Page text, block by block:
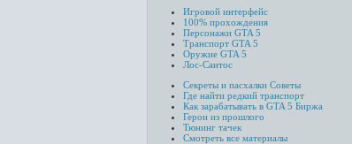
Игровой интерфейс
100% прохождения
Персонажи GTA 5
Транспорт GTA 5
Оружие GTA 5
Лос-Сантос
Секреты и пасхалки Советы
Где найти редкий транспорт
Как зарабатывать в GTA 5 Биржа
Герои из прошлого
Тюнинг тачек
Смотреть все материалы